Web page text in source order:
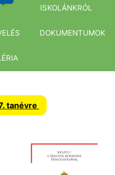
ISKOLÁNKRÓL
DOKUMENTUMOK
tanévre